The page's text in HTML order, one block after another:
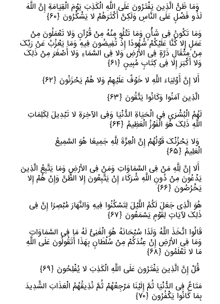
وَمَا ظَنُّ الَّذِینَ یَفْتَرُونَ عَلَى اللَّهِ الْکَذِبَ یَوْمَ الْقِیَامَةِ إِنَّ اللَّهَ
لَذُو فَضْلٍ عَلَى النَّاسِ وَلَکِنَّ أَکْثَرَهُمْ لا یَشْکُرُونَ ﴿٦٠﴾
وَمَا تَکُونُ فِی شَأْنٍ وَمَا تَتْلُو مِنْهُ مِنْ قُرْآنٍ وَلا تَعْمَلُونَ مِنْ
عَمَلٍ إِلا کُنَّا عَلَیْکُمْ شُهُودًا إِذْ تُفِیضُونَ فِیهِ وَمَا یَعْزُبُ عَنْ رَبِّکَ
مِنْ مِثْقَالِ ذَرَّةٍ فِی الأرْضِ وَلا فِی السَّمَاءِ وَلا أَصْغَرَ مِنْ ذَلِکَ
وَلا أَکْبَرَ إِلا فِی کِتَابٍ مُبِینٍ ﴿٦١﴾
أَلا إِنَّ أَوْلِیَاءَ اللَّهِ لا خَوْفٌ عَلَیْهِمْ وَلا هُمْ یَحْزَنُونَ ﴿٦٢﴾
الَّذِینَ آمَنُوا وَکَانُوا یَتَّقُونَ ﴿٦٣﴾
لَهُمُ الْبُشْرَى فِی الْحَیَاةِ الدُّنْیَا وَفِی الآخِرَةِ لا تَبْدِیلَ لِکَلِمَاتِ
اللَّهِ ذَلِکَ هُوَ الْفَوْزُ الْعَظِیمُ ﴿٦٤﴾
وَلا یَحْزُنْکَ قَوْلُهُمْ إِنَّ الْعِزَّةَ لِلَّهِ جَمِیعًا هُوَ السَّمِیعُ
الْعَلِیمُ ﴿٦٥﴾
أَلا إِنَّ لِلَّهِ مَنْ فِی السَّمَاوَاتِ وَمَنْ فِی الأرْضِ وَمَا یَتَّبِعُ الَّذِینَ
یَدْعُونَ مِنْ دُونِ اللَّهِ شُرَکَاءَ إِنْ یَتَّبِعُونَ إِلا الظَّنَّ وَإِنْ هُمْ إِلا
یَخْرُصُونَ ﴿٦٦﴾
هُوَ الَّذِی جَعَلَ لَکُمُ اللَّیْلَ لِتَسْکُنُوا فِیهِ وَالنَّهَارَ مُبْصِرًا إِنَّ فِی
ذَلِکَ لآیَاتٍ لِقَوْمٍ یَسْمَعُونَ ﴿٦٧﴾
قَالُوا اتَّخَذَ اللَّهُ وَلَدًا سُبْحَانَهُ هُوَ الْغَنِیُّ لَهُ مَا فِی السَّمَاوَاتِ
وَمَا فِی الأرْضِ إِنْ عِنْدَکُمْ مِنْ سُلْطَانٍ بِهَذَا أَتَقُولُونَ عَلَى اللَّهِ
مَا لا تَعْلَمُونَ ﴿٦٨﴾
قُلْ إِنَّ الَّذِینَ یَفْتَرُونَ عَلَى اللَّهِ الْکَذِبَ لا یُفْلِحُونَ ﴿٦٩﴾
مَتَاعٌ فِی الدُّنْیَا ثُمَّ إِلَیْنَا مَرْجِعُهُمْ ثُمَّ نُذِیقُهُمُ الْعَذَابَ الشَّدِیدَ
بِمَا کَانُوا یَکْفُرُونَ ﴿٧٠﴾